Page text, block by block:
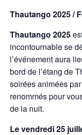
Thautango 2025 /
Thautango 2025
incontournable se
l’événement aura
bord de l’étang de
soirées animées
renommés pour
de la nuit.
Le vendredi 25